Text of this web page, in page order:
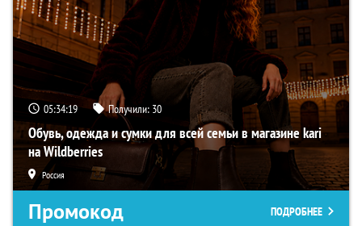
05:34:18 Получили: 30
Обувь, одежда и сумки для всей семьи в магазине kari
на Wildberries
Россия
Промокод ПОДРОБНЕЕ